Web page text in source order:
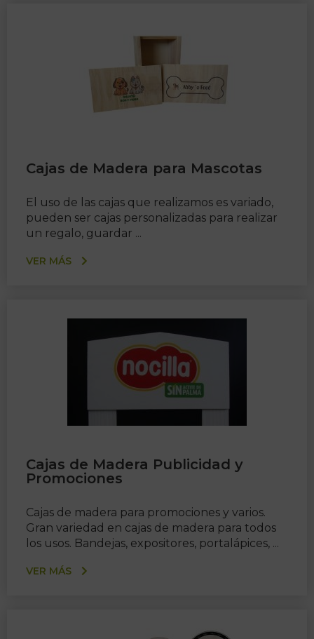
Cajas de Madera para Mascotas
El uso de las cajas que realizamos es variado,
pueden ser cajas personalizadas para realizar
un regalo, guardar ...
VER MÁS
Cajas de Madera Publicidad y
Promociones
Cajas de madera para promociones y varios.
Gran variedad en cajas de madera para todos
los usos. Bandejas, expositores, portalápices, ...
VER MÁS